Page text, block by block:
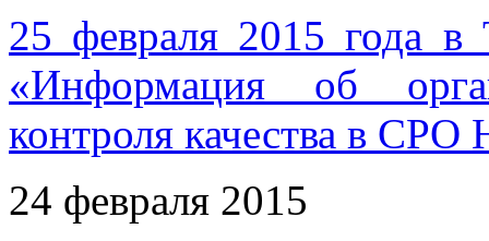
25 февраля 2015 года в
«Информация об
контроля качества в
24 февраля 2015